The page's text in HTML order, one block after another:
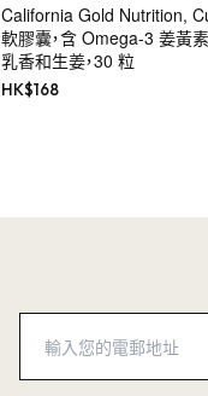
California Gold Nutrition,
軟膠囊，含 Omega-3 姜黃
乳香和生姜，30 粒
HK$168